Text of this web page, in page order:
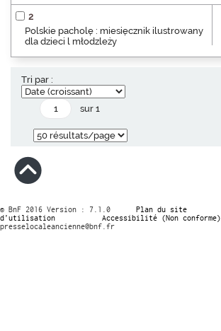
2
Polskie pacholę : miesięcznik ilustrowany
dla dzieci l młodzleży
Tri par :
sur 1
© BnF 2016 Version : 7.1.0 Plan du site
d’utilisation
Accessibilité (Non conforme)
presselocaleancienne@bnf.fr